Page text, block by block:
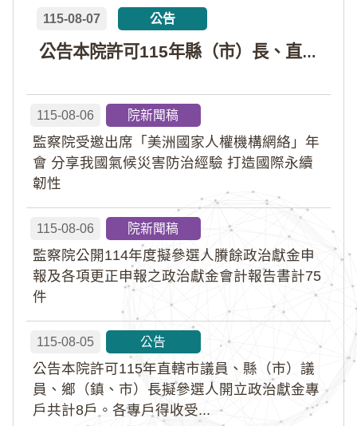
公告本院許可115年縣（市）長、直轄市議員、縣（市）議員擬參選人開立政治獻金專戶共計4戶。各專戶得收受政治獻金期間為自專戶許可設立日起至115年11月27日止，專戶名冊詳如附件。
115-08-07 公告
115-08-06 院新聞稿
監察院受邀出席「美洲國家人權機構網絡」年
會 分享我國氣候災害防治經驗 打造國際永續
韌性
115-08-06 院新聞稿
監察院公開114年度擬參選人賸餘政治獻金申
報及各項更正申報之政治獻金會計報告書計75
件
115-08-05 公告
公告本院許可115年直轄市議員、縣（市）議
員、鄉（鎮、市）長擬參選人開立政治獻金專
戶共計8戶。各專戶得收受...